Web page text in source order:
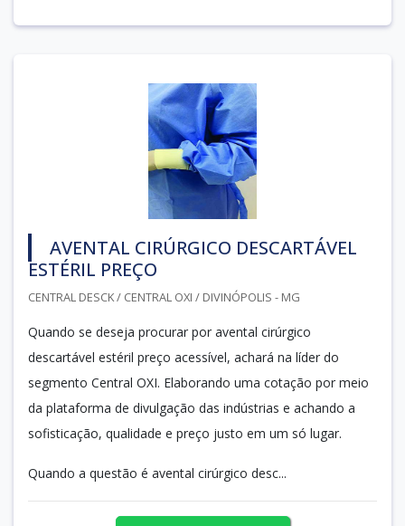
AVENTAL CIRÚRGICO DESCARTÁVEL
ESTÉRIL PREÇO
CENTRAL DESCK / CENTRAL OXI / DIVINÓPOLIS - MG
Quando se deseja procurar por avental cirúrgico
descartável estéril preço acessível, achará na líder do
segmento Central OXI. Elaborando uma cotação por meio
da plataforma de divulgação das indústrias e achando a
sofisticação, qualidade e preço justo em um só lugar.
Quando a questão é avental cirúrgico desc...